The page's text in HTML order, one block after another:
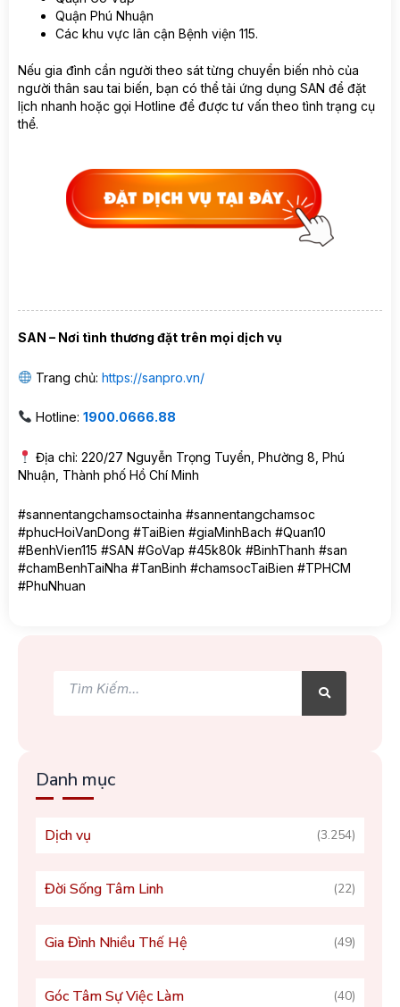
Quận Phú Nhuận
Các khu vực lân cận Bệnh viện 115.
Nếu gia đình cần người theo sát từng chuyển biến nhỏ của
người thân sau tai biến, bạn có thể tải ứng dụng SAN để đặt
lịch nhanh hoặc gọi Hotline để được tư vấn theo tình trạng cụ
thể.
SAN – Nơi tình thương đặt trên mọi dịch vụ
Trang chủ: https://sanpro.vn/
Hotline: 1900.0666.88
Địa chỉ: 220/27 Nguyễn Trọng Tuyển, Phường 8, Phú
Nhuận, Thành phố Hồ Chí Minh
#sannentangchamsoctainha #sannentangchamsoc
#phucHoiVanDong #TaiBien #giaMinhBach #Quan10
#BenhVien115 #SAN #GoVap #45k80k #BinhThanh #san
#chamBenhTaiNha #TanBinh #chamsocTaiBien #TPHCM
#PhuNhuan
kiếm
Tìm
Danh mục
Dịch vụ (3.254)
Đời Sống Tâm Linh (22)
Gia Đình Nhiều Thế Hệ (49)
Góc Tâm Sự Việc Làm (40)